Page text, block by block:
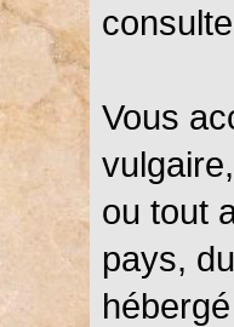
Vous
ou tout
pays,